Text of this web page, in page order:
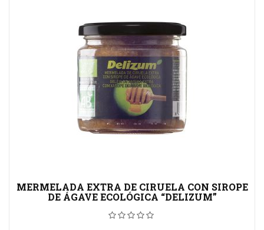
MERMELADA EXTRA DE CIRUELA CON SIROPE
DE ÁGAVE ECOLÓGICA “DELIZUM”